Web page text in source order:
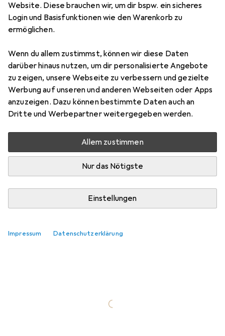
Website. Diese brauchen wir, um dir bspw. ein sicheres
Login und Basisfunktionen wie den Warenkorb zu
ermöglichen.
Wenn du allem zustimmst, können wir diese Daten
darüber hinaus nutzen, um dir personalisierte Angebote
zu zeigen, unsere Webseite zu verbessern und gezielte
Werbung auf unseren und anderen Webseiten oder Apps
anzuzeigen. Dazu können bestimmte Daten auch an
Dritte und Werbepartner weitergegeben werden.
Allem zustimmen
Nur das Nötigste
Einstellungen
Impressum Datenschutzerklärung